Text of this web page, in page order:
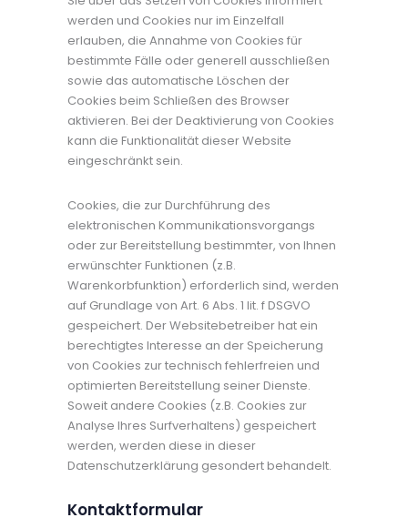
werden und Cookies nur im Einzelfall
erlauben, die Annahme von Cookies für
bestimmte Fälle oder generell ausschließen
sowie das automatische Löschen der
Cookies beim Schließen des Browser
aktivieren. Bei der Deaktivierung von Cookies
kann die Funktionalität dieser Website
eingeschränkt sein.
Cookies, die zur Durchführung des
elektronischen Kommunikationsvorgangs
oder zur Bereitstellung bestimmter, von Ihnen
erwünschter Funktionen (z.B.
Warenkorbfunktion) erforderlich sind, werden
auf Grundlage von Art. 6 Abs. 1 lit. f DSGVO
gespeichert. Der Websitebetreiber hat ein
berechtigtes Interesse an der Speicherung
von Cookies zur technisch fehlerfreien und
optimierten Bereitstellung seiner Dienste.
Soweit andere Cookies (z.B. Cookies zur
Analyse Ihres Surfverhaltens) gespeichert
werden, werden diese in dieser
Datenschutzerklärung gesondert behandelt.
Kontaktformular